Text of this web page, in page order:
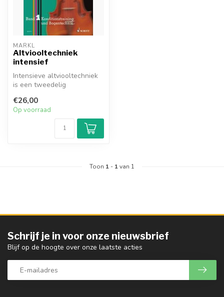
MÄRKL
Altviooltechniek
intensief
Intensieve altviooltechniek
is een tweedelig
technische aspe...
€26,00
Op voorraad
Toon 1 - 1van 1
Schrijf je in voor onze nieuwsbrief
Blijf op de hoogte over onze laatste acties